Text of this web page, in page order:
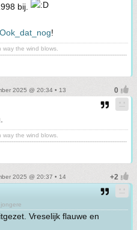
bij.
!
the wind blows.
2025 @ 20:34 • 13
the wind blows.
2025 @ 20:37 • 14
Vreselijk flauwe en